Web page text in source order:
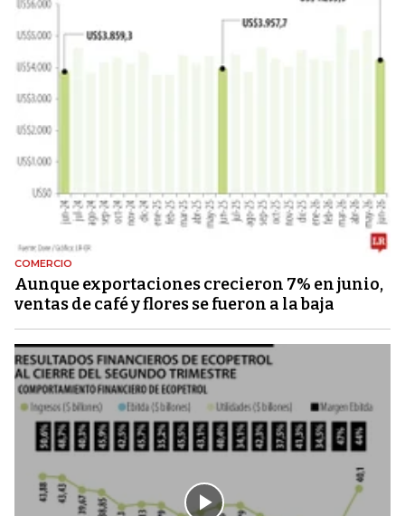
COMERCIO
Aunque exportaciones crecieron 7% en junio,
ventas de café y flores se fueron a la baja